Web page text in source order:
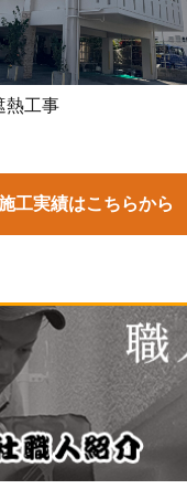
熱工事
工実績はこちらから